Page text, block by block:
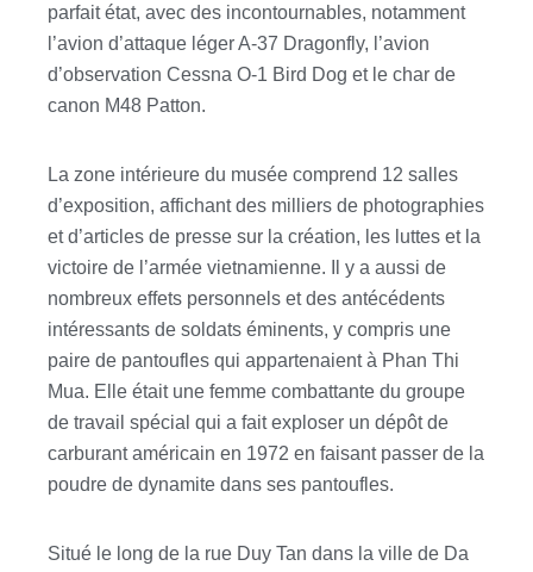
parfait état, avec des incontournables, notamment
l’avion d’attaque léger A-37 Dragonfly, l’avion
d’observation Cessna O-1 Bird Dog et le char de
canon M48 Patton.
La zone intérieure du musée comprend 12 salles
d’exposition, affichant des milliers de photographies
et d’articles de presse sur la création, les luttes et la
victoire de l’armée vietnamienne. Il y a aussi de
nombreux effets personnels et des antécédents
intéressants de soldats éminents, y compris une
paire de pantoufles qui appartenaient à Phan Thi
Mua. Elle était une femme combattante du groupe
de travail spécial qui a fait exploser un dépôt de
carburant américain en 1972 en faisant passer de la
poudre de dynamite dans ses pantoufles.
Situé le long de la rue Duy Tan dans la ville de Da